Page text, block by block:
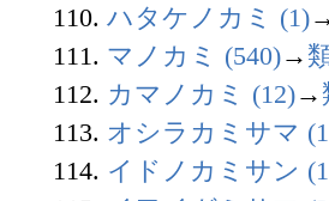
110. ハタケノカミ (1)
111. マノカミ (540)→
112. カマノカミ (12)→
113. オシラカミサマ
114. イドノカミサン